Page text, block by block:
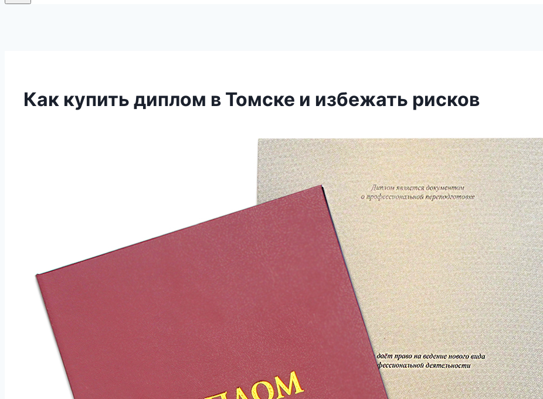
Как купить диплом в Томске и избежать рисков